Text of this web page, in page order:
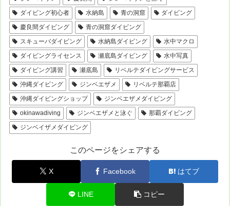
ダイビング初心者
水納島 青の洞窟
ダイビング
慶良間ダイビング
青の洞窟ダイビング
スキューバダイビング
水納島ダイビング
水中マクロ
ダイビングライセンス
瀬底島ダイビング
水中写真
ダイビング講習
瀬底島
リベルテダイビングサービス
沖縄ダイビング
ジンベエザメ
リベルテ那覇店
沖縄ダイビングショップ
ジンベエザメダイビング
okinawadiving
ジンベエザメと泳ぐ
那覇ダイビング
ジンベイザメダイビング
このページをシェアする
X Facebook はてブ
LINE コピー